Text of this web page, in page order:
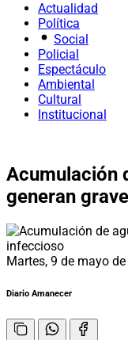
Actualidad
Política
Social
Policial
Espectáculo
Ambiental
Cultural
Institucional
Acumulación
generan
Martes, 9 de mayo
Diario Amanecer